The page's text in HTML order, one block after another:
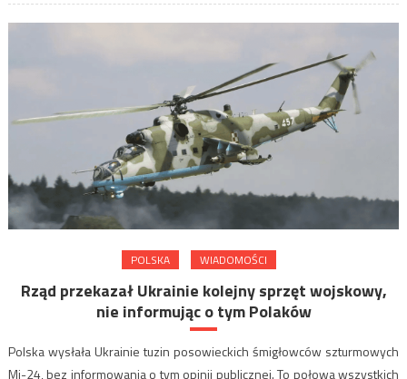
POLSKA WIADOMOŚCI
Rząd przekazał Ukrainie kolejny sprzęt wojskowy,
nie informując o tym Polaków
Polska wysłała Ukrainie tuzin posowieckich śmigłowców szturmowych
Mi-24, bez informowania o tym opinii publicznej. To połowa wszystkich